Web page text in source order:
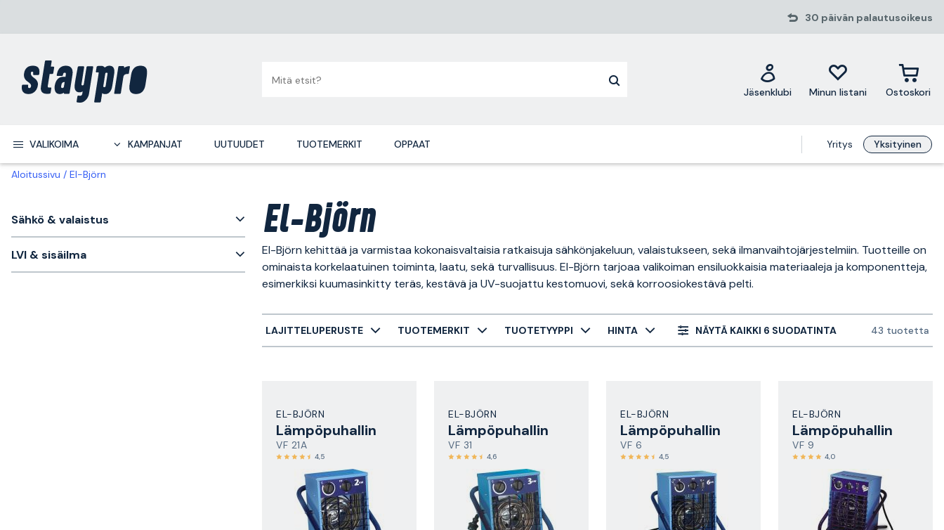
30 päivän palautusoikeus
Jäsenklubi Minun listani Ostoskori
VALIKOIMA KAMPANJAT UUTUUDET TUOTEMERKIT OPPAAT Yritys Yksityinen
Aloitussivu El-Björn
Sähkö & valaistus
LVI & sisäilma
El-Björn
El-Björn kehittää ja varmistaa kokonaisvaltaisia ratkaisuja sähkönjakeluun, valaistukseen, sekä ilmanvaihtojärjestelmiin. Tuotteille on
ominaista korkelaatuinen toiminta, laatu, sekä turvallisuus. El-Björn tarjoaa valikoiman ensiluokkaisia materiaaleja ja komponentteja,
esimerkiksi kuumasinkitty teräs, kestävä ja UV-suojattu kestomuovi, sekä korroosiokestävä pelti.
LAJITTELUPERUSTE TUOTEMERKIT TUOTETYYPPI HINTA NÄYTÄ KAIKKI 6 SUODATINTA 43 tuotetta
EL-BJÖRN
Lämpöpuhallin
VF 21A
4,5
EL-BJÖRN
Lämpöpuhallin
VF 31
4,6
EL-BJÖRN
Lämpöpuhallin
VF 6
4,5
EL-BJÖRN
Lämpöpuhallin
VF 9
4,0